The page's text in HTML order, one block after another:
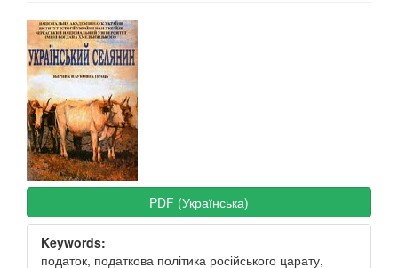
Article
Sidebar
PDF (Українська)
Keywords:
податок, податкова політика російського царату,